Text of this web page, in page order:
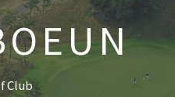
Club